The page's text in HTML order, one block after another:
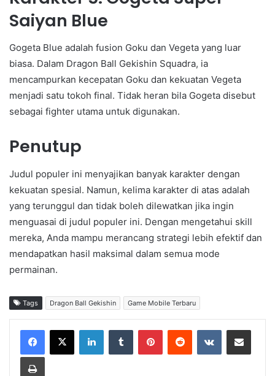
Saiyan Blue
Gogeta Blue adalah fusion Goku dan Vegeta yang luar
biasa. Dalam Dragon Ball Gekishin Squadra, ia
mencampurkan kecepatan Goku dan kekuatan Vegeta
menjadi satu tokoh final. Tidak heran bila Gogeta disebut
sebagai fighter utama untuk digunakan.
Penutup
Judul populer ini menyajikan banyak karakter dengan
kekuatan spesial. Namun, kelima karakter di atas adalah
yang terunggul dan tidak boleh dilewatkan jika ingin
menguasai di judul populer ini. Dengan mengetahui skill
mereka, Anda mampu merancang strategi lebih efektif dan
mendapatkan hasil maksimal dalam semua mode
permainan.
Tags Dragon Ball Gekishin Game Mobile Terbaru